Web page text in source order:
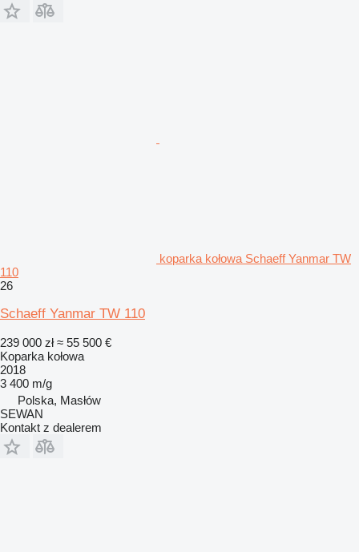
koparka kołowa Schaeff Yanmar TW
110
26
Schaeff Yanmar TW 110
239 000 zł ≈ 55 500 €
Koparka kołowa
2018
3 400 m/g
Polska, Masłów
SEWAN
Kontakt z dealerem